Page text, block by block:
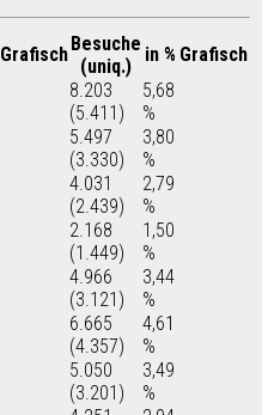
GrafischBesuche
(uniq.)
in % Grafisch
8.203
(5.411)
5,68
%
5.497
(3.330)
3,80
%
4.031
(2.439)
2,79
%
2.168
(1.449)
1,50
%
4.966
(3.121)
3,44
%
6.665
(4.357)
4,61
%
5.050
(3.201)
3,49
%